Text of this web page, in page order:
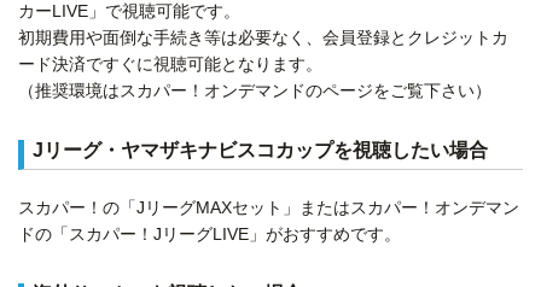
カーLIVE」で視聴可能です。
初期費用や面倒な手続き等は必要なく、会員登録とクレジットカ
ード決済ですぐに視聴可能となります。
（推奨環境はスカパー！オンデマンドのページをご覧下さい）
Jリーグ・ヤマザキナビスコカップを視聴したい場合
スカパー！の「JリーグMAXセット」またはスカパー！オンデマン
ドの「スカパー！JリーグLIVE」がおすすめです。